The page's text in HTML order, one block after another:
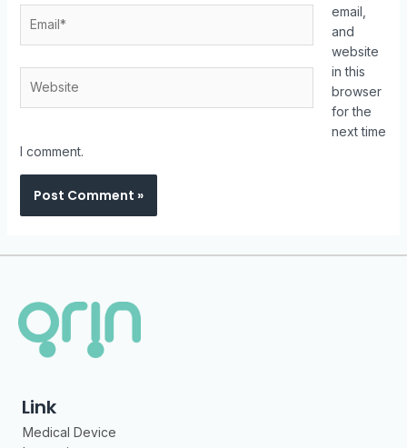
email,
and
website
in this
browser
for the
next time
I comment.
Link
Medical Device